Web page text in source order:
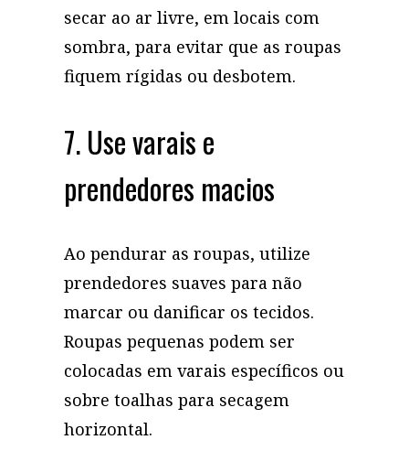
secar ao ar livre, em locais com
sombra, para evitar que as roupas
fiquem rígidas ou desbotem.
7. Use varais e
prendedores macios
Ao pendurar as roupas, utilize
prendedores suaves para não
marcar ou danificar os tecidos.
Roupas pequenas podem ser
colocadas em varais específicos ou
sobre toalhas para secagem
horizontal.